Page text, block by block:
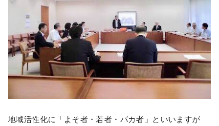
地域活性化に「よそ者・若者・パカ者」といいますが